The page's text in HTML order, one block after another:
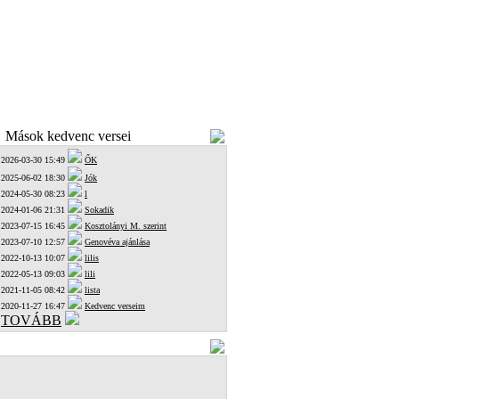
Mások kedvenc versei
2026-03-30 15:49
ŐK
2025-06-02 18:30
Jók
2024-05-30 08:23
l
2024-01-06 21:31
Sokadik
2023-07-15 16:45
Kosztolányi M. szerint
2023-07-10 12:57
Genovéva ajánlása
2022-10-13 10:07
lilis
2022-05-13 09:03
lili
2021-11-05 08:42
lista
2020-11-27 16:47
Kedvenc verseim
TOVÁBB